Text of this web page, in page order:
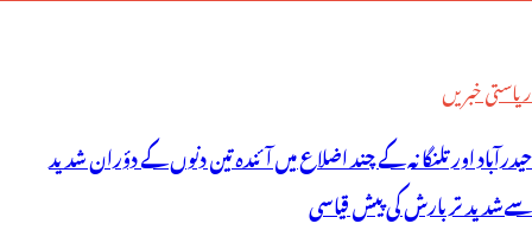
ریاستی خبریں
حیدرآباد اور تلنگانہ کے چند اضلاع میں آئندہ تین دنوں کے دؤران شدید
سےشدید تر بارش کی پیش قیاسی